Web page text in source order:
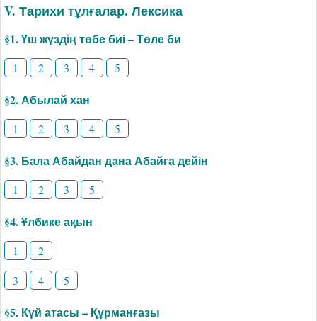
V. Тарихи тұлғалар. Лексика
§1. Үш жүздің төбе биі – Төле би
1 2 3 4 5
§2. Абылай хан
1 2 3 4 5
§3. Бала Абайдан дана Абайға дейін
1 2 3 5
§4. Ұлбике ақын
1
2
3
4 5
§5. Күй атасы – Құрманғазы